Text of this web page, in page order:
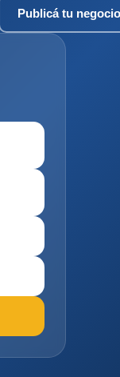
Publicá tu negocio